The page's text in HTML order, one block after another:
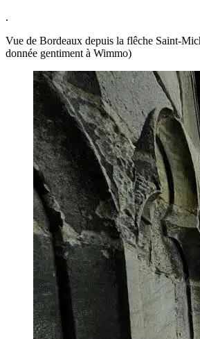
.
Vue de Bordeaux depuis la flêche Saint-
donnée gentiment à Wimmo)